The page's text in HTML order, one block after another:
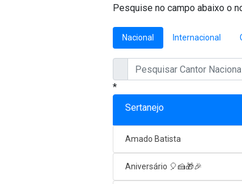
Pesquise no campo abaixo o
Nacional Internacional
*
Sertanejo
Amado Batista
Aniversário 🎈🍰🎁🎉